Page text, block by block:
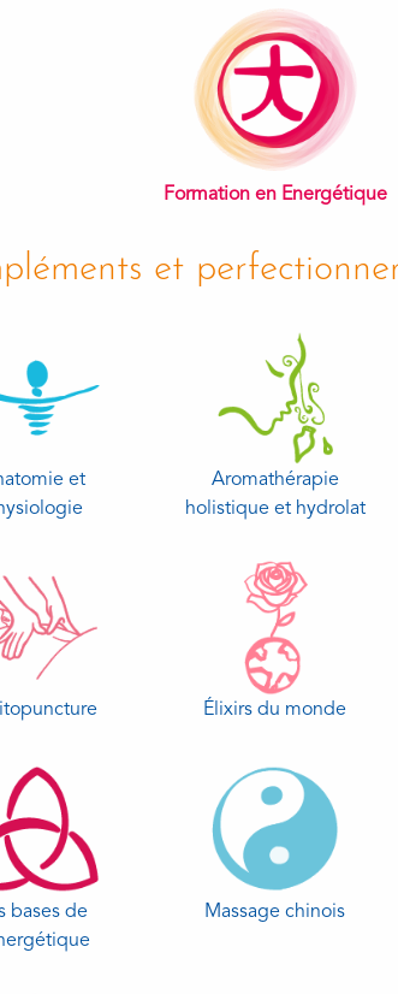
Formation en Energétique
et
et
Aromathérapie
holistique et hydrolat
Élixirs du monde
bases de
Massage chinois